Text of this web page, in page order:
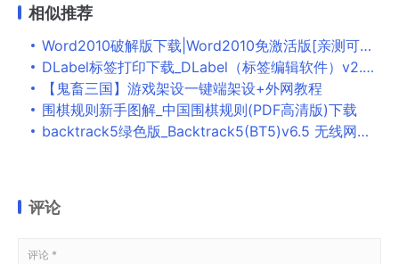
相似推荐
Word2010破解版下载|Word2010免激活版[亲测可用]下载
DLabel标签打印下载_DLabel（标签编辑软件）v2.0.5破解版下载
【鬼畜三国】游戏架设一键端架设+外网教程
围棋规则新手图解_中国围棋规则(PDF高清版)下载
backtrack5绿色版_Backtrack5(BT5)v6.5 无线网暴力破解软件下载
评论